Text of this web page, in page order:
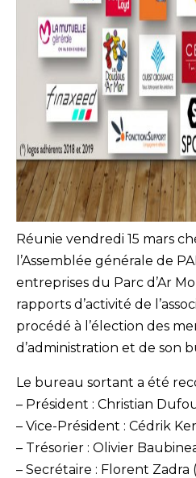
Réunie vendredi 15 mars
l’Assemblée générale de
entreprises du Parc d’Ar
rapports d’activité de
procédé à l’élection des
d’administration et de son
Le bureau sortant a été
– Président : Christian
– Vice-Président : Cédrik
– Trésorier : Olivier
– Secrétaire : Florent Zadra